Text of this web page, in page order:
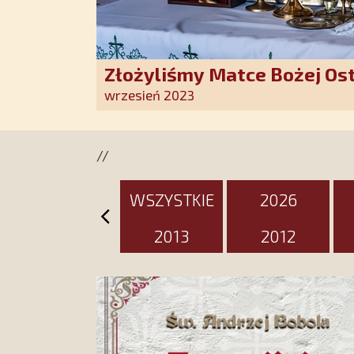
Złożyliśmy Matce Bożej
pozłacane wotum
wrzesień 2023
//
WSZYSTKIE 2026
2013
2012